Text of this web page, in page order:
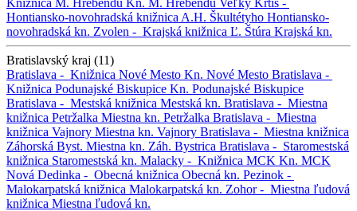
Hontiansko-novohradská knižnica A.H. Škultétyho Hontiansko-
novohradská kn. Zvolen - Krajská knižnica Ľ. Štúra Krajská kn.
Bratislavský kraj (11)
Bratislava - Knižnica Nové Mesto Kn. Nové Mesto Bratislava -
Knižnica Podunajské Biskupice Kn. Podunajské Biskupice
Bratislava - Mestská knižnica Mestská kn. Bratislava - Miestna
knižnica Petržalka Miestna kn. Petržalka Bratislava - Miestna
knižnica Vajnory Miestna kn. Vajnory Bratislava - Miestna knižnica
Záhorská Byst. Miestna kn. Záh. Bystrica Bratislava - Staromestská
knižnica Staromestská kn. Malacky - Knižnica MCK Kn. MCK
Nová Dedinka - Obecná knižnica Obecná kn. Pezinok -
Malokarpatská knižnica Malokarpatská kn. Zohor - Miestna ľudová
knižnica Miestna ľudová kn.